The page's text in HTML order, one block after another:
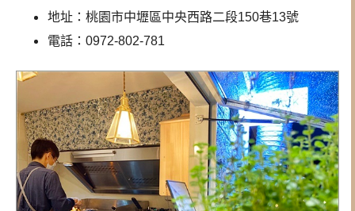
地址：桃園市中壢區中央西路二段150巷13號
電話：0972-802-781